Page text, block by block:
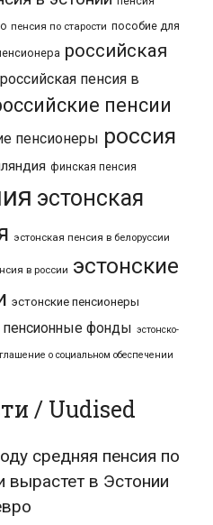
пенсия по старости пособие для
российская
российская пенсия в
пенсии
пенсионеры россия
финская пенсия
эстонская
эстонская пенсия в белоруссии
в россии эстонские
эстонские пенсионеры
пенсионные фонды эстонско-
о социальном обеспечении
/ Uudised
средняя пенсия по
вырастет в Эстонии